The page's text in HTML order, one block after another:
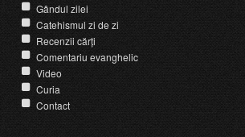
Gândul zilei
Catehismul zi de zi
Recenzii cărți
Comentariu evanghelic
Video
Curia
Contact